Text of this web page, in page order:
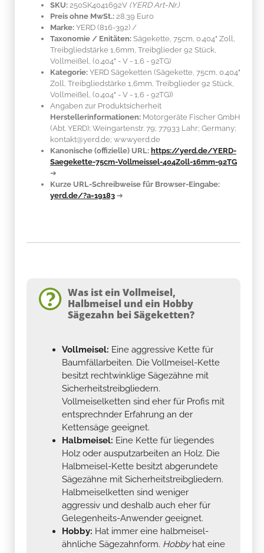
SKU: 250SK4041692V (YERD Art-Nr.)
Preis ohne MwSt.: 28.39 Euro
Marke: YERD (816-392) /
Taxonomie / Enitäten: Sägekette, 75cm, 0.404" Zoll,
Treibgliedstärke 1,6mm, Treibglieder 92 Stück,
Vollmeißel, (0.404" - V - 1,6 - 92TG)
Kategorie: YERD Sägeketten (Sägekette, 75cm, 0.404"
Zoll, Treibgliedstärke 1,6mm, Treibglieder 92 Stück,
Vollmeißel, (0.404" - V - 1,6 - 92TG))
Angaben zur Produktsicherheit
Herstellerinformationen: Motorgeräte Fischer GmbH
(Abt. YERD); Weingartenstr. 79; 77933 Lahr; Germany;
kontakt@yerd.de; www.yerd.de
Kanonische (offizielle) URL: https://yerd.de/YERD-
Saegekette-75cm-Vollmeissel-404Zoll-16mm-92TG
➔
Kurze URL-Schreibweise für Browser-Eingabe:
yerd.de/?a=19183 ➔
Was ist ein Vollmeisel,
Halbmeisel und ein Hobby
Sägezahn bei Sägeketten?
Vollmeisel: Eine aggressive Kette für
Baumfällarbeiten. Die Vollmeisel-Kette
besitzt rechtwinklige Sägezähne mit
Sicherheitstreibgliedern.
Vollmeiselketten sind eher für Profis mit
entsprechnder Erfahrung an der
Kettensäge geeignet.
Halbmeisel: Eine Kette für liegendes
Holz oder ausputzarbeiten an Holz. Die
Halbmeisel-Kette besitzt abgerundete
Sägezähne mit Sicherheitstreibgliedern.
Halbmeiselketten sind weniger
aggressiv und deshalb auch eher für
Gelegenheits-Anwender geeignet.
Hobby: Hat immer eine halbmeisel-
ähnliche Sägezahnform. Hobbyhat eine